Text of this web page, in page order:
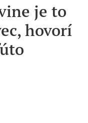
je to
hovorí